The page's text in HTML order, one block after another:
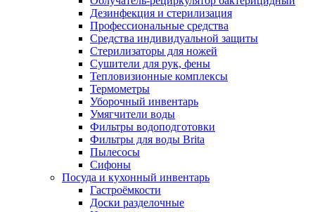
Дезинфекция и стерилизация
Профессиональные средства
Средства индивидуальной защиты
Стерилизаторы для ножей
Сушители для рук, фены
Тепловизионные комплексы
Термометры
Уборочный инвентарь
Умягчители воды
Фильтры водоподготовки
Фильтры для воды Brita
Пылесосы
Сифоны
Посуда и кухонный инвентарь
Гастроёмкости
Доски разделочные